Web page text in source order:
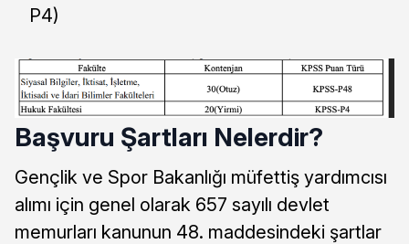
P4)
Başvuru Şartları Nelerdir?
Gençlik ve Spor Bakanlığı müfettiş yardımcısı
alımı için genel olarak 657 sayılı devlet
memurları kanunun 48. maddesindeki şartlar